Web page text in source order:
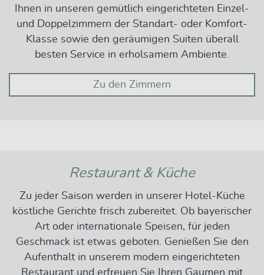
Ihnen in unseren gemütlich eingerichteten Einzel-
und Doppelzimmern der Standart- oder Komfort-
Klasse sowie den geräumigen Suiten überall
besten Service in erholsamem Ambiente.
Zu den Zimmern
Restaurant & Küche
Zu jeder Saison werden in unserer Hotel-Küche
köstliche Gerichte frisch zubereitet. Ob bayerischer
Art oder internationale Speisen, für jeden
Geschmack ist etwas geboten. Genießen Sie den
Aufenthalt in unserem modern eingerichteten
Restaurant und erfreuen Sie Ihren Gaumen mit